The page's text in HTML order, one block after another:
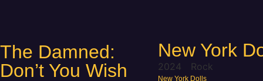
The Damned:
Don’t You Wish
New York
2024 Rock
New York Dolls